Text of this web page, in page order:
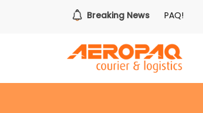
Breaking News
¡Es hora de redimir tus libras de Cash PAQ!